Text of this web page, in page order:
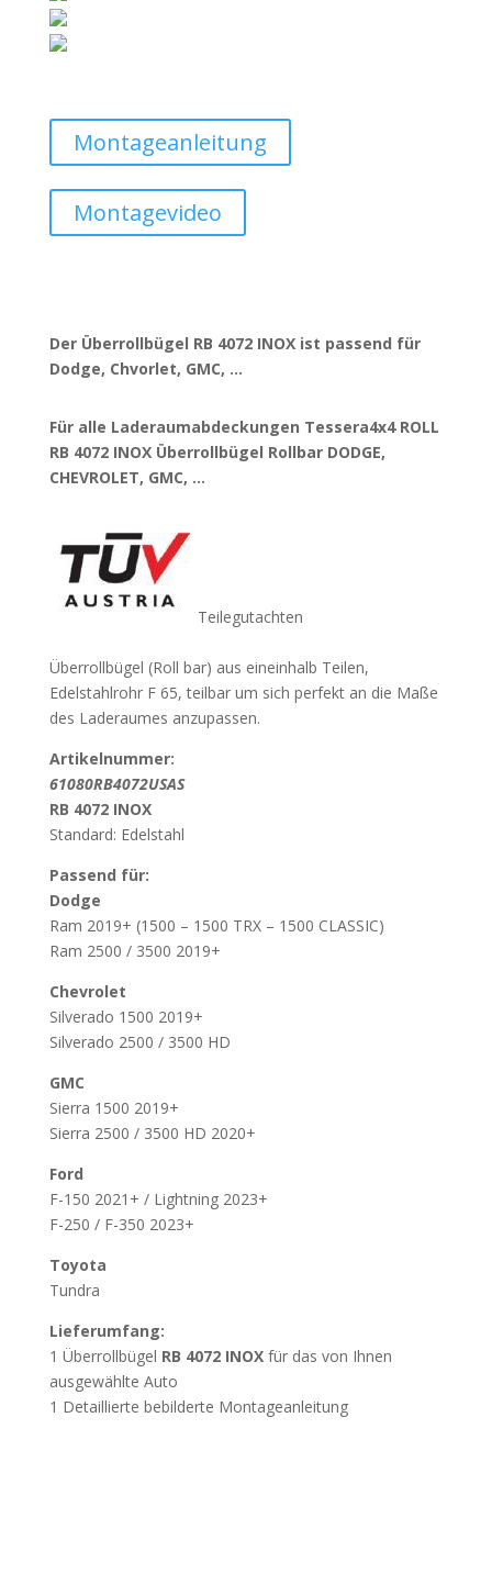
Montageanleitung
Montagevideo
Der Überrollbügel RB 4072 INOX ist passend für
Dodge, Chvorlet, GMC, …
Für alle Laderaumabdeckungen Tessera4x4 ROLL
RB 4072 INOX Überrollbügel Rollbar DODGE,
CHEVROLET, GMC, …
Teilegutachten
Überrollbügel (Roll bar) aus eineinhalb Teilen,
Edelstahlrohr F 65, teilbar um sich perfekt an die Maße
des Laderaumes anzupassen.
Artikelnummer:
61080RB4072USAS
RB 4072 INOX
Standard: Edelstahl
Passend für:
Dodge
Ram 2019+ (1500 – 1500 TRX – 1500 CLASSIC)
Ram 2500 / 3500 2019+
Chevrolet
Silverado 1500 2019+
Silverado 2500 / 3500 HD
GMC
Sierra 1500 2019+
Sierra 2500 / 3500 HD 2020+
Ford
F-150 2021+ / Lightning 2023+
F-250 / F-350 2023+
Toyota
Tundra
Lieferumfang:
1 Überrollbügel RB 4072 INOX für das von Ihnen
ausgewählte Auto
1 Detaillierte bebilderte Montageanleitung